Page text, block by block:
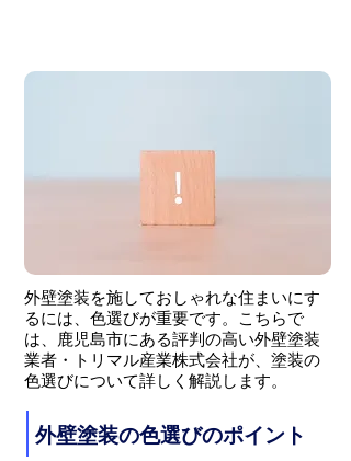
外壁塗装を施しておしゃれな住まいにす
るには、色選びが重要です。こちらで
は、鹿児島市にある評判の高い外壁塗装
業者・トリマル産業株式会社が、塗装の
色選びについて詳しく解説します。
外壁塗装の色選びのポイント